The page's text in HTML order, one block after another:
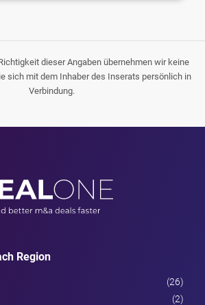
dieser Angaben übernehmen wir keine
sich mit dem Inhaber des Inserats persönlich in
Verbindung.
Region
(26)
(2)